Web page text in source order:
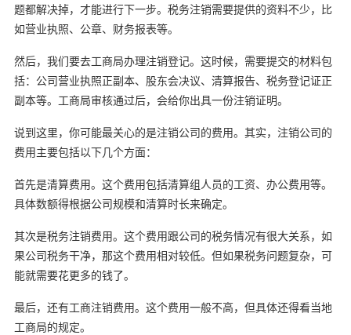
题都解决掉，才能进行下一步。税务注销需要提供的资料不少，比
如营业执照、公章、财务报表等。
然后，我们要去工商局办理注销登记。这时候，需要提交的材料包
括：公司营业执照正副本、股东会决议、清算报告、税务登记证正
副本等。工商局审核通过后，会给你出具一份注销证明。
说到这里，你可能最关心的是注销公司的费用。其实，注销公司的
费用主要包括以下几个方面：
首先是清算费用。这个费用包括清算组人员的工资、办公费用等。
具体数额得根据公司规模和清算时长来确定。
其次是税务注销费用。这个费用跟公司的税务情况有很大关系，如
果公司税务干净，那这个费用相对较低。但如果税务问题复杂，可
能就需要花更多的钱了。
最后，还有工商注销费用。这个费用一般不高，但具体还得看当地
工商局的规定。